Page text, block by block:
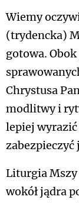
Wiemy
(trydencka)
gotowa.
Chrystusa
modlitwy i
lepiej
Liturgia Mszy
wokół jądra